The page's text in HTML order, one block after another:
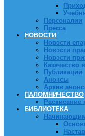
Персоналии
Пресса
НОВОСТИ
Новости
Новости
Новости
Казачество
Публикации
Анонсы
Архив
ПАЛОМНИЧЕСТВО
Расписание
БИБЛИОТЕКА